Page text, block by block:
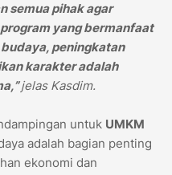
semua pihak agar
yang bermanfaat
peningkatan
karakter adalah
jelas Kasdim.
untuk UMKM
adalah bagian penting
ekonomi dan